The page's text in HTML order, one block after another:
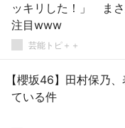
ッキリした！」 ま
注目www
芸能トピ＋＋
【櫻坂46】田村保乃
ている件